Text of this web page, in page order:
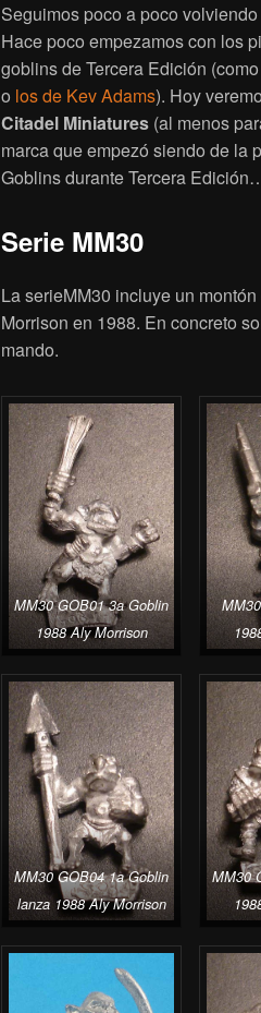
Seguimos poco a poco
Hace poco empezamos con los
goblins de Tercera Edición (como
o los de Kev Adams). Hoy
Citadel Miniatures (al menos
marca que empezó siendo de la
Goblins durante Tercera
Serie MM30
La serieMM30 incluye un
Morrison en 1988. En concreto
mando.
MM30 GOB01 3a Goblin
1988 Aly Morrison
MM30 GOB04 1a Goblin
lanza 1988 Aly Morrison
MM30